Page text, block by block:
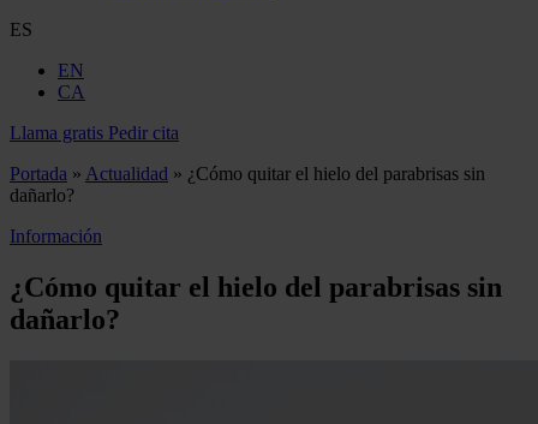
ES
EN
CA
Llama gratis Pedir cita
Portada » Actualidad » ¿Cómo quitar el hielo del parabrisas sin
dañarlo?
Información
¿Cómo quitar el hielo del parabrisas sin
dañarlo?